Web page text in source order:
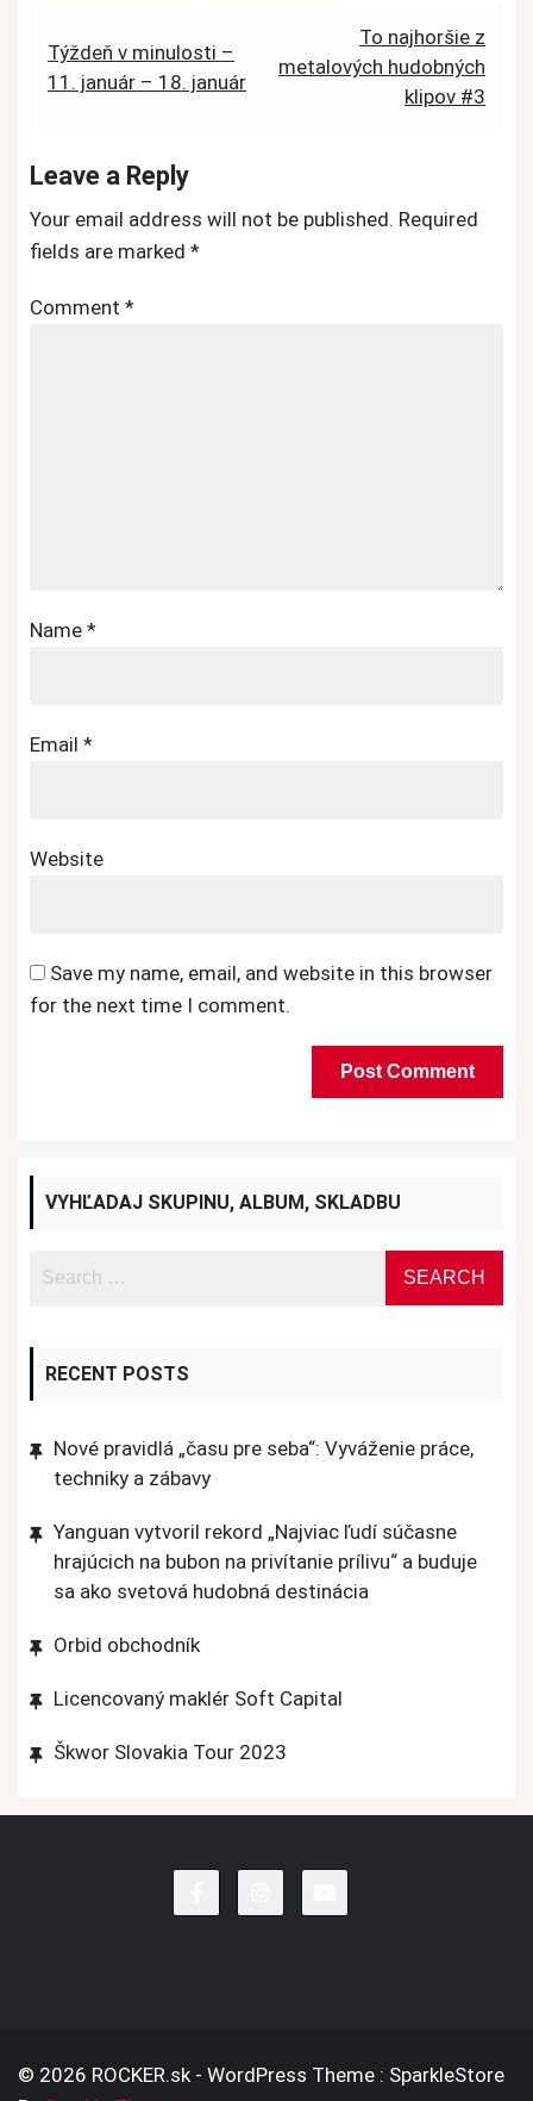
Post
navigation
Týždeň v minulosti –
11. január – 18. január
To najhoršie z
metalových hudobných
klipov #3
Leave a Reply
Your email address will not be published. Required
fields are marked *
Comment *
Name *
Email *
Website
Save my name, email, and website in this browser
for the next time I comment.
VYHĽADAJ SKUPINU, ALBUM, SKLADBU
RECENT POSTS
Nové pravidlá „času pre seba“: Vyváženie práce,
techniky a zábavy
Yanguan vytvoril rekord „Najviac ľudí súčasne
hrajúcich na bubon na privítanie prílivu“ a buduje
sa ako svetová hudobná destinácia
Orbid obchodník
Licencovaný maklér Soft Capital
Škwor Slovakia Tour 2023
© 2026 ROCKER.sk - WordPress Theme : SparkleStore